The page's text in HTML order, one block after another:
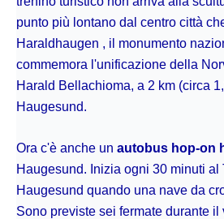
punto più lontano dal centro città
Haraldhaugen , il monumento
commemora l'unificazione della
Harald Bellachioma, a 2 km (circa
Haugesund.
Ora c'è anche un autobus hop-on
Haugesund. Inizia ogni 30 minuti al
Haugesund quando una nave da
Sono previste sei fermate durante